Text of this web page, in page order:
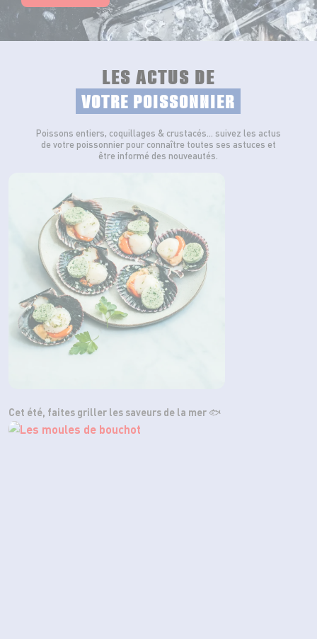
LES ACTUS DE
VOTRE POISSONNIER
Poissons entiers, coquillages & crustacés… suivez les actus
de votre poissonnier pour connaître toutes ses astuces et
être informé des nouveautés.
Cet été, faites griller les saveurs de la mer 🐟